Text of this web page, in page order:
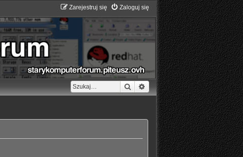
Zaloguj się
Zarejestruj się
Szukaj Wyszukiwanie zaawansowane